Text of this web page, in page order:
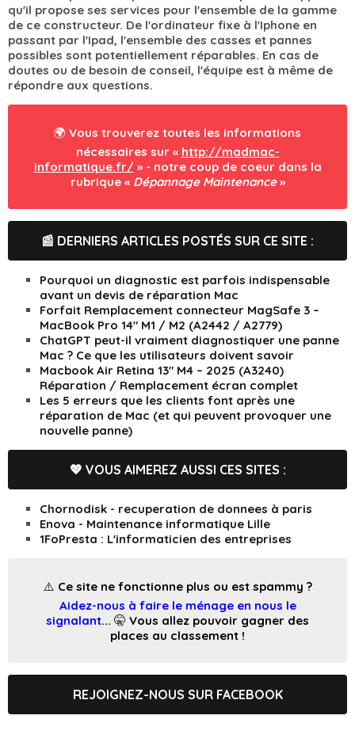
qu'il propose ses services pour l'ensemble de la gamme
de ce constructeur. De l'ordinateur fixe à l'Iphone en
passant par l'Ipad, l'ensemble des casses et pannes
possibles sont potentiellement réparables. En cas de
doutes ou de besoin de conseil, l'équipe est à même de
répondre aux questions.
🌍 Vous trouverez toutes les informations
nécessaires sur « http://madmac-
informatique.fr/ » - notre coup de coeur dans la
rubrique « Dépannage Maintenance»
📰 DERNIERS ARTICLES POSTÉS SUR CE SITE :
Pourquoi un diagnostic est parfois indispensable
avant un devis de réparation Mac
Forfait Remplacement connecteur MagSafe 3 –
MacBook Pro 14″ M1 / M2 (A2442 / A2779)
ChatGPT peut-il vraiment diagnostiquer une panne
Mac ? Ce que les utilisateurs doivent savoir
Macbook Air Retina 13″ M4 – 2025 (A3240)
Réparation / Remplacement écran complet
Les 5 erreurs que les clients font après une
réparation de Mac (et qui peuvent provoquer une
nouvelle panne)
💖 VOUS AIMEREZ AUSSI CES SITES :
Chornodisk - recuperation de donnees à paris
Enova - Maintenance informatique Lille
1FoPresta : L'informaticien des entreprises
⚠️ Ce site ne fonctionne plus ou est spammy ?
Aidez-nous à faire le ménage en nous le
signalant... 🤫 Vous allez pouvoir gagner des
places au classement !
REJOIGNEZ-NOUS SUR FACEBOOK